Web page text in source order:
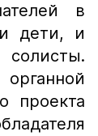
в
дети, и
проекта